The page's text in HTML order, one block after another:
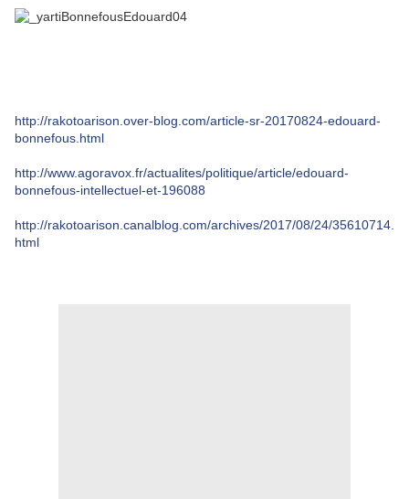
http://rakotoarison.over-blog.com/article-sr-20170824-edouard-
bonnefous.html
http://www.agoravox.fr/actualites/politique/article/edouard-
bonnefous-intellectuel-et-196088
http://rakotoarison.canalblog.com/archives/2017/08/24/35610714.
html